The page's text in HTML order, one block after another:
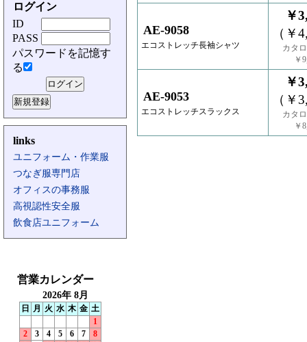
ログイン
ID
PASS
パスワードを記憶す
る
links
ユニフォーム・作業服
つなぎ服専門店
オフィスの事務服
高視認性安全服
飲食店ユニフォーム
AE-9058
エコストレッチ長袖シャツ
￥
（￥
カタ
￥
AE-9053
エコストレッチスラックス
￥
（￥
カタ
￥